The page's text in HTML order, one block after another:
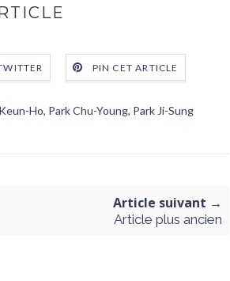
PIN CET ARTICLE
Ho, Park Chu-Young, Park Ji-Sung
Article suivant →
Article plus ancien